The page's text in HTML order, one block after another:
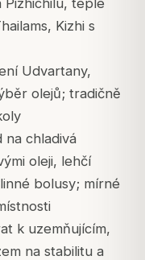
Kizhi s
Udvartany,
olejů; tradičně
na chladivá
oleji, lehčí
bolusy; mírné
k uzemňujícím,
na stabilitu a